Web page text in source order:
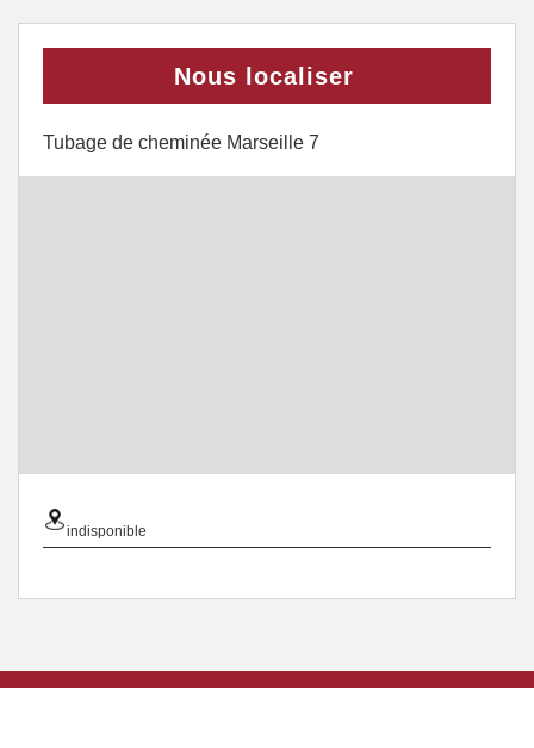
Nous localiser
Tubage de cheminée Marseille 7
indisponible